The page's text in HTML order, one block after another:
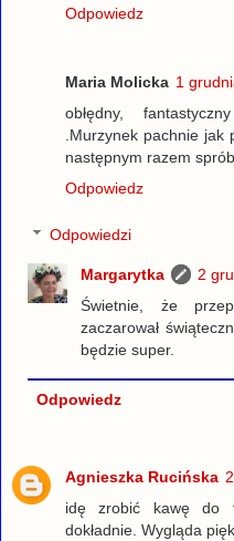
Odpowiedz
Maria Molicka 1
obłędny,
.Murzynek pachnie jak
następnym razem
Odpowiedz
Odpowiedzi
Margarytka
2
Świetnie, że
zaczarował
będzie super.
Odpowiedz
Agnieszka Rucińska
idę zrobić kawę do
dokładnie. Wygląda